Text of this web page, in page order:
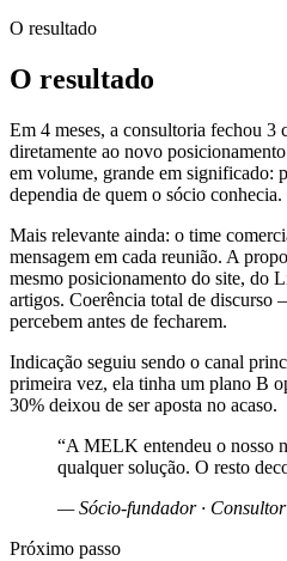
O resultado
O resultado
Em 4 meses, a consultoria fechou 3
diretamente ao novo
em volume, grande em significado:
dependia de quem o sócio conhecia.
Mais relevante ainda: o time
mensagem em cada reunião. A
mesmo posicionamento do site, do
artigos. Coerência total de discurso
percebem antes de fecharem.
Indicação seguiu sendo o canal
primeira vez, ela tinha um plano B
30% deixou de ser aposta no acaso.
“A MELK entendeu o nosso
qualquer solução. O resto
—Sócio-fundador ·
Próximo passo